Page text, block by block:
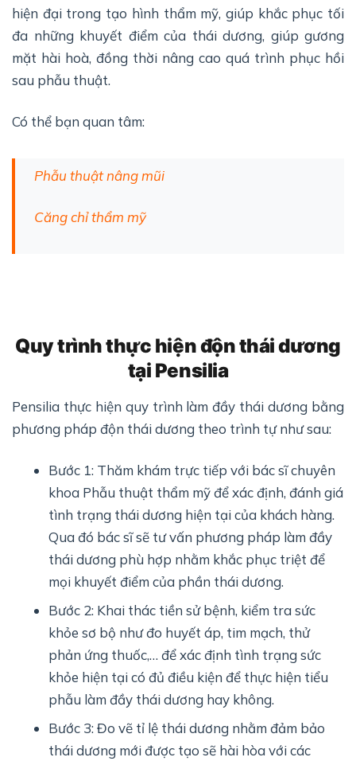
hiện đại trong tạo hình thẩm mỹ, giúp khắc phục tối
đa những khuyết điểm của thái dương, giúp gương
mặt hài hoà, đồng thời nâng cao quá trình phục hồi
sau phẫu thuật.
Có thể bạn quan tâm:
Phẫu thuật nâng mũi
Căng chỉ thẩm mỹ
Quy trình thực hiện độnthái dương
tại Pensilia
Pensilia thực hiện quy trình làm đầy thái dương bằng
phương pháp độn thái dương theo trình tự như sau:
Bước 1: Thăm khám trực tiếp với bác sĩ chuyên
khoa Phẫu thuật thẩm mỹ để xác định, đánh giá
tình trạng thái dương hiện tại của khách hàng.
Qua đó bác sĩ sẽ tư vấn phương pháp làm đầy
thái dương phù hợp nhằm khắc phục triệt để
mọi khuyết điểm của phần thái dương.
Bước 2: Khai thác tiền sử bệnh, kiểm tra sức
khỏe sơ bộ như đo huyết áp, tim mạch, thử
phản ứng thuốc,… để xác định tình trạng sức
khỏe hiện tại có đủ điều kiện để thực hiện tiểu
phẫu làm đầy thái dương hay không.
Bước 3: Đo vẽ tỉ lệ thái dương nhằm đảm bảo
thái dương mới được tạo sẽ hài hòa với các